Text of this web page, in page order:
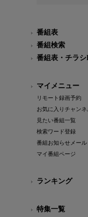
番組表
番組検索
番組表・チラシ
マイメニュー
リモート録画予約
お気に入りチャンネ
見たい番組一覧
検索ワード登録
番組お知らせメール
マイ番組ページ
ランキング
特集一覧